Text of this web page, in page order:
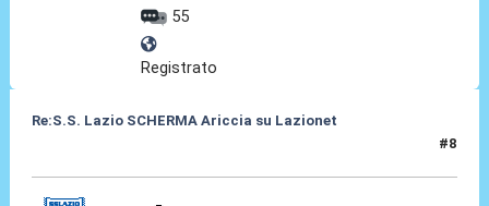
55
Registrato
Re:S.S. Lazio SCHERMA Ariccia su Lazionet
#8